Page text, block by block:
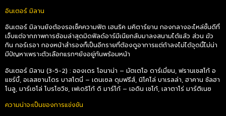
อินเตอร์ มิลาน
อินเตอร์ มิลานยังต้องรอเช็คความฟิต เฮนริค มคิตาร์ยาน กองกลางอะไหล่ชั้นดีที่
เจ็บแต่จากภาพการซ้อมล่าสุดมิดฟิลด์อาร์มีเนียกลับมาลงสนามได้แล้ว ส่วน ฆัว
กิน กอร์เรอา กองหน้าสำรองก็เป็นอีกรายที่ต้องดูอาการแต่ถ้าลงไม่ได้จุดนี้ไม่น่า
มีปัญหาเพราะตัวเลือกแรกๆยังอยู่กันพร้อมหน้า
อินเตอร์ มิลาน (3-5-2) : อองเดร โอนาน่า – มัตเตโอ ดาร์เมี่ยน, ฟรานเชสโก้ อ
แชร์บี้, อเลสซานโดร บาสโตนี่ – เดนเซล ดุมฟรีส์, นิโคโล่ บาเรลล่า, ฮาคาน ชัลฮา
โนลู, มาร์เซโล่ โบรโซวิช, เฟเดริโก้ ดิ มาร์โก้ – เอดิน เชโก้, เลาตาโร่ มาร์ติเนซ
ความน่าจะเป็นของการแข่งขัน